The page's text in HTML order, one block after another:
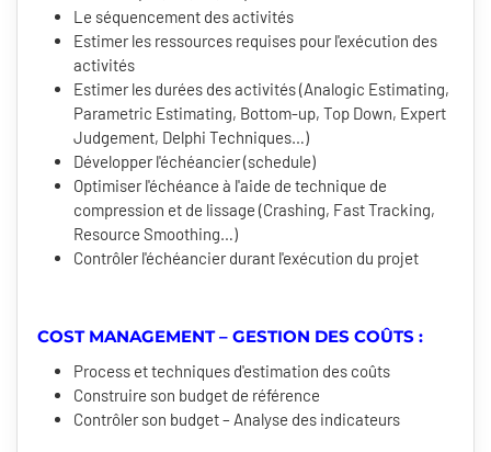
Le séquencement des activités
Estimer les ressources requises pour l'exécution des
activités
Estimer les durées des activités (Analogic Estimating,
Parametric Estimating, Bottom-up, Top Down, Expert
Judgement, Delphi Techniques…)
Développer l'échéancier (schedule)
Optimiser l'échéance à l'aide de technique de
compression et de lissage (Crashing, Fast Tracking,
Resource Smoothing…)
Contrôler l'échéancier durant l'exécution du projet
COST MANAGEMENT – GESTION DES COÛTS :
Process et techniques d'estimation des coûts
Construire son budget de référence
Contrôler son budget – Analyse des indicateurs